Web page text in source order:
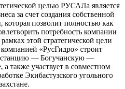
целью РУСАЛа является
за счет создания собственной
которая позволит полностью как
потребность компании
этой стратегической цели
«РусГидро» строит
— Богучанскую —
а также участвует в совместном
Экибастузского угольного